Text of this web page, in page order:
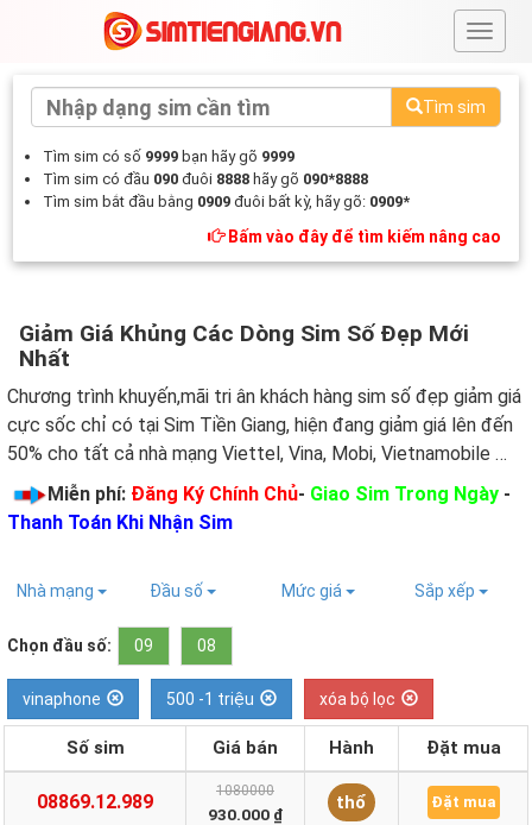
#
Tìm sim
Tìm sim có số 9999 bạn hãy gõ 9999
Tìm sim có đầu 090 đuôi 8888 hãy gõ 090*8888
Tìm sim bắt đầu bằng 0909 đuôi bất kỳ, hãy gõ: 0909*
Bấm vào đây để tìm kiếm nâng cao
Giảm Giá Khủng Các Dòng Sim Số Đẹp Mới
Nhất
Chương trình khuyến,mãi tri ân khách hàng sim số đẹp giảm giá
cực sốc chỉ có tại Sim Tiền Giang, hiện đang giảm giá lên đến
50% cho tất cả nhà mạng Viettel, Vina, Mobi, Vietnamobile …
Miễn phí: Đăng Ký Chính Chủ- Giao Sim Trong Ngày -
Thanh Toán Khi Nhận Sim
Nhà mạng Đầu số Mức giá Sắp xếp
Chọn đầu số: 09 08
vinaphone 500 -1 triệu xóa bộ lọc
Số sim Giá bán Hành Đặt mua
08869.12.989 1080000
930.000 ₫
thổ Đặt mua